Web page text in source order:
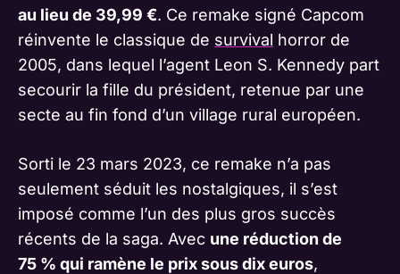
au lieu de 39,99 €. Ce remake signé Capcom
réinvente le classique de survival horror de
2005, dans lequel l’agent Leon S. Kennedy part
secourir la fille du président, retenue par une
secte au fin fond d’un village rural européen.
Sorti le 23 mars 2023, ce remake n’a pas
seulement séduit les nostalgiques, il s’est
imposé comme l’un des plus gros succès
récents de la saga. Avec une réduction de
75 % qui ramène le prix sous dix euros,